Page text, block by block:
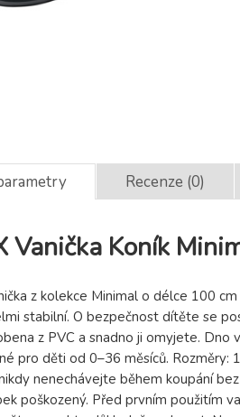
Recenze (0)
Vanička Koník
z kolekce Minimal o délce 100
stabilní. O bezpečnost dítěte se
z PVC a snadno ji omyjete.
pro děti od 0–36 měsíců.
nenechávejte během koupání
poškozený. Před prvním použitím